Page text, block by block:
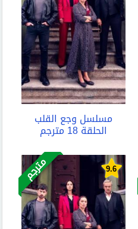
مسلسل وجع القلب
الحلقة 18 مترجم
9.6 مترجم